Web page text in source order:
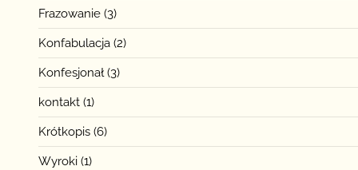
Frazowanie (3)
Konfabulacja (2)
Konfesjonał(3)
kontakt (1)
Krótkopis (6)
Wyroki (1)